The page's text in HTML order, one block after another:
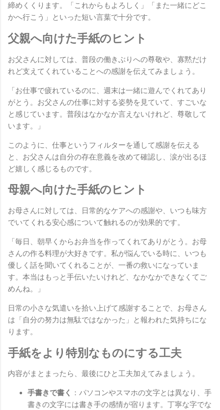
締めくくります。「これからもよろしく」「また一緒にどこ
かへ行こう」といった短い言葉で十分です。
父親へ向けた手紙のヒント
お父さんに対しては、普段の働きぶりへの尊敬や、寡黙だけ
れど支えてくれていることへの感謝を伝えてみましょう。
「お仕事で疲れているのに、週末は一緒に遊んでくれてあり
がとう。お父さんの仕事に対する姿勢を見ていて、すごいな
と感じています。普段はなかなか言えないけれど、尊敬して
います。」
このように、仕事というフィルターを通して感謝を伝える
と、お父さんは自分の存在意義を改めて確認し、涙が出るほ
ど嬉しく感じるものです。
母親へ向けた手紙のヒント
お母さんに対しては、日常的なケアへの感謝や、いつも味方
でいてくれる安心感について触れるのが効果的です。
「毎日、朝早くからお弁当を作ってくれてありがとう。お母
さんの作る料理が大好きです。私が悩んでいる時に、いつも
優しく話を聞いてくれることが、一番の救いになっていま
す。本当はもっと手伝いたいけれど、なかなかできなくてご
めんね。」
日常の小さな気遣いを拾い上げて感謝することで、お母さん
は「自分の努力は無駄ではなかった」と報われた気持ちにな
ります。
手紙をより特別なものにする工夫
内容がまとまったら、最後にひと工夫加えてみましょう。
手書きで書く ：パソコンやスマホの文字とは異なり、手
書きの文字には書き手の感情が宿ります。丁寧な字でな